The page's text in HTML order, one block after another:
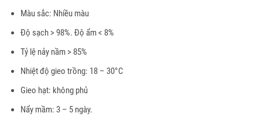
Màu sắc: Nhiều màu
Độ sạch > 98%. Độ ẩm < 8%
Tỷ lệ nảy nầm > 85%
Nhiệt độ gieo trồng: 18 – 30°C
Gieo hạt: không phủ
Nẩy mầm: 3 – 5 ngày.